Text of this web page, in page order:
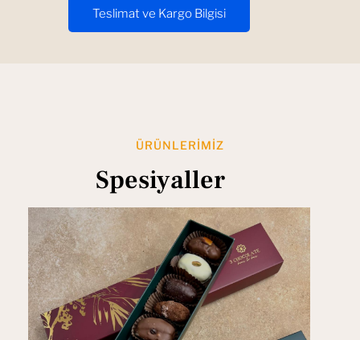
Teslimat ve Kargo Bilgisi
ÜRÜNLERIMIZ
Spesiyaller